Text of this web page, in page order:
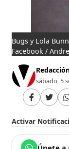
Bugs y Lola
Facebook /
sábado, 5
Activar